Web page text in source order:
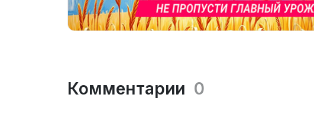
Комментарии 0